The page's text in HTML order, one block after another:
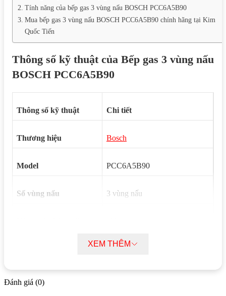
Tính năng của bếp gas 3 vùng nấu BOSCH PCC6A5B90
Mua bếp gas 3 vùng nấu BOSCH PCC6A5B90 chính hãng tại Kim
Quốc Tiến
Thông số kỹ thuật của Bếp gas 3 vùng nấu
BOSCH PCC6A5B90
Thông số kỹ thuật Chi tiết
Thương hiệu Bosch
Model PCC6A5B90
Số vùng nấu 3 vùng nấu
Vùng nấu sau bên phải 3kW
phải
XEM THÊM
Đánh giá (0)